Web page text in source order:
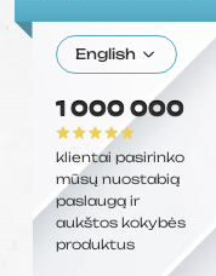
English
1 000 000
klientai pasirinko
mūsų nuostabią
paslaugą ir
aukštos kokybės
produktus